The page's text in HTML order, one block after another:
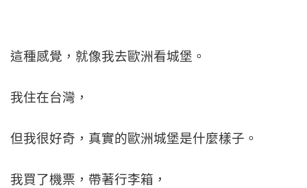
這種感覺， 就像我去歐洲看城堡。
我住在台灣，
但我很好奇， 真實的歐洲城堡是什麼樣子。
我買了機票，帶著行李箱，